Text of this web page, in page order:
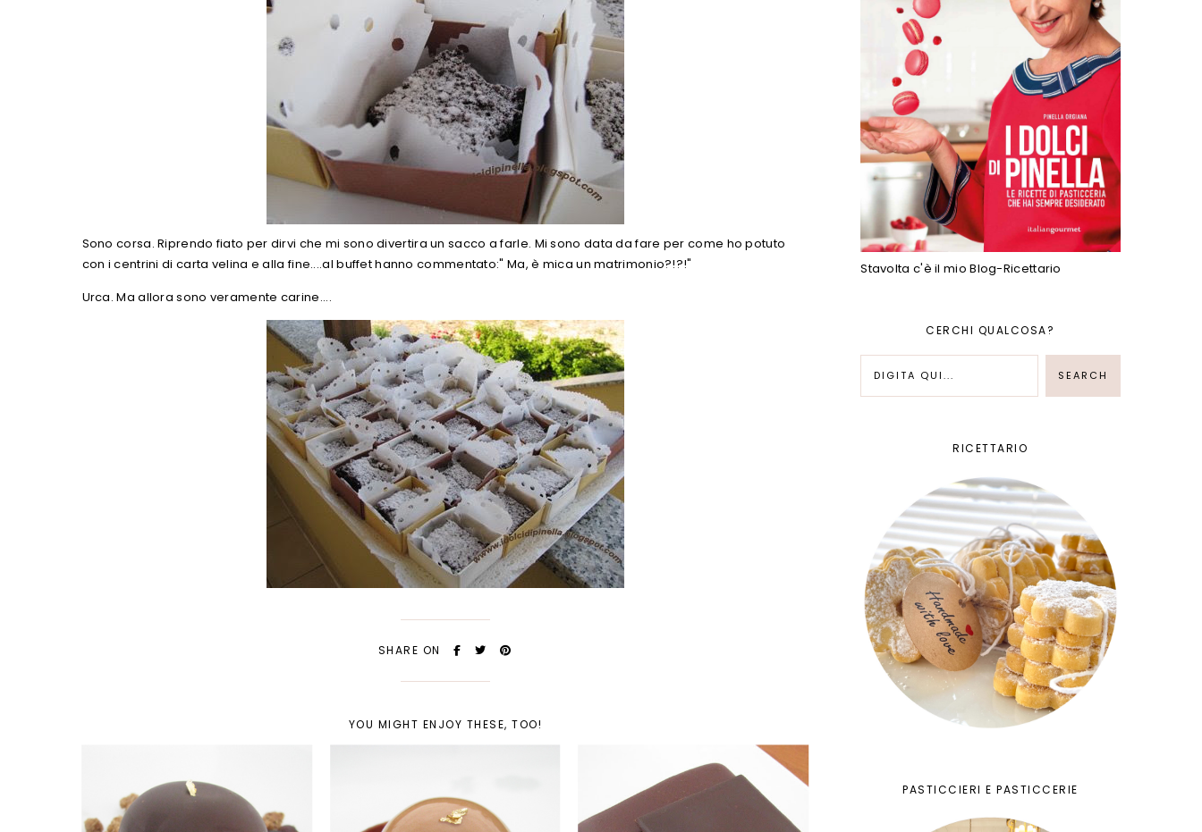
Sono corsa. Riprendo fiato per dirvi che mi sono divertira un sacco a farle. Mi sono data da fare per come ho potuto
con i centrini di carta velina e alla fine....al buffet hanno commentato:" Ma, è mica un matrimonio?!?!"
Urca. Ma allora sono veramente carine....
SHARE ON
YOU MIGHT ENJOY THESE, TOO!
Stavolta c'è il mio Blog-Ricettario
CERCHI QUALCOSA?
RICETTARIO
PASTICCIERI E PASTICCERIE